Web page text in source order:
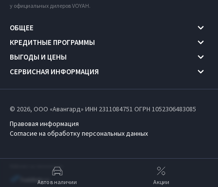
у официальных дилеров VOYAH.
ОБЩЕЕ
КРЕДИТНЫЕ ПРОГРАММЫ
ВЫГОДЫ И ЦЕНЫ
СЕРВИСНАЯ ИНФОРМАЦИЯ
© 2026, ООО «Авангард» ИНН 2311084751 ОГРН 1052306483085
Правовая информация
Согласие на обработку персональных данных
Работает на технологиях
Авто в наличии Акции